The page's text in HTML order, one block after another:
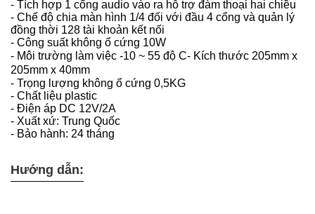
- Tích hợp 1 cổng audio vào ra hỗ trợ đàm thoại hai chiều
- Chế độ chia màn hình 1/4 đối với đầu 4 cổng và quản lý
đồng thời 128 tài khoản kết nối
- Công suất không ổ cứng 10W
- Môi trường làm việc -10 ~ 55 độ C- Kích thước 205mm x
205mm x 40mm
- Trọng lượng không ổ cứng 0,5KG
- Chất liệu plastic
- Điện áp DC 12V/2A
- Xuất xứ: Trung Quốc
- Bảo hành: 24 tháng
Hướng dẫn: